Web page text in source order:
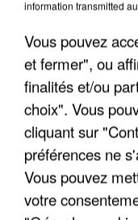
UN SECOND
INTERPELLÉ EN
information transmitted
Vous pouvez
et fermer", ou
finalités et/ou
choix". Vous
cliquant sur
préférences ne
Vous pouvez
votre